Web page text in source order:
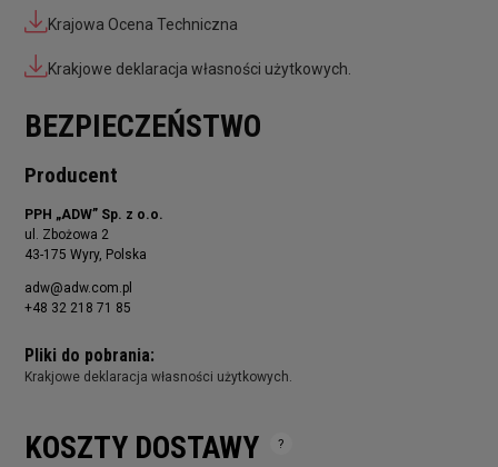
Krajowa Ocena Techniczna
Krakjowe deklaracja własności użytkowych.
BEZPIECZEŃSTWO
Producent
PPH „ADW” Sp. z o.o.
ul. Zbożowa 2
43-175 Wyry, Polska
adw@adw.com.pl
+48 32 218 71 85
Pliki do pobrania:
Krakjowe deklaracja własności użytkowych.
KOSZTY DOSTAWY